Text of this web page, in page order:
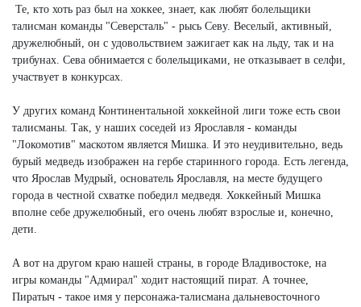
Те, кто хоть раз был на хоккее, знает, как любят болельщики
талисман команды "Северсталь" - рысь Севу. Веселый, активный,
дружелюбный, он с удовольствием зажигает как на льду, так и на
трибунах. Сева обнимается с болельщиками, не отказывает в селфи,
участвует в конкурсах.
У других команд Континентальной хоккейной лиги тоже есть свои
талисманы. Так, у наших соседей из Ярославля - команды
"Локомотив" маскотом является Мишка. И это неудивительно, ведь
бурый медведь изображен на гербе старинного города. Есть легенда,
что Ярослав Мудрый, основатель Ярославля, на месте будущего
города в честной схватке победил медведя. Хоккейный Мишка
вполне себе дружелюбный, его очень любят взрослые и, конечно,
дети.
А вот на другом краю нашей страны, в городе Владивостоке, на
игры команды "Адмирал" ходит настоящий пират. А точнее,
Пиратыч - такое имя у персонажа-талисмана дальневосточного